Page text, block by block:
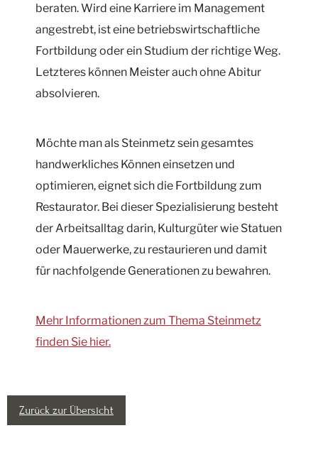
Zurück zur Übersicht
beraten. Wird eine Karriere im Management
angestrebt, ist eine betriebswirtschaftliche
Fortbildung oder ein Studium der richtige Weg.
Letzteres können Meister auch ohne Abitur
absolvieren.
Möchte man als Steinmetz sein gesamtes
handwerkliches Können einsetzen und
optimieren, eignet sich die Fortbildung zum
Restaurator. Bei dieser Spezialisierung besteht
der Arbeitsalltag darin, Kulturgüter wie Statuen
oder Mauerwerke, zu restaurieren und damit
für nachfolgende Generationen zu bewahren.
Mehr Informationen zum Thema Steinmetz
finden Sie hier.